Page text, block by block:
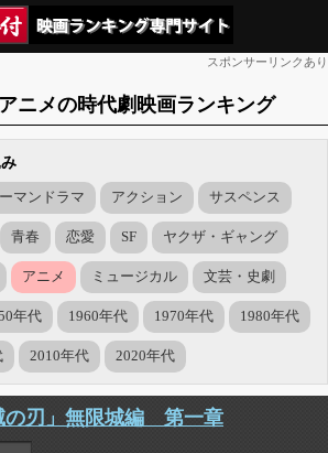
スポンサーリンクあり
ニメの時代劇映画ランキング
マンドラマ アクション サスペンス
青春 恋愛 SF ヤクザ・ギャング
アニメ ミュージカル 文芸・史劇
年代 1960年代 1970年代 1980年代
2010年代 2020年代
の刃」無限城編 第一章